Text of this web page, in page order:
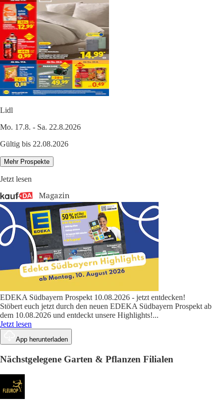
Lidl
Mo. 17.8. - Sa. 22.8.2026
Gültig bis 22.08.2026
Mehr Prospekte
Jetzt lesen
EDEKA Südbayern Prospekt 10.08.2026 - jetzt entdecken!
Stöbert euch jetzt durch den neuen EDEKA Südbayern Prospekt ab
dem 10.08.2026 und entdeckt unsere Highlights!...
Jetzt lesen
App herunterladen
Nächstgelegene Garten & Pflanzen Filialen